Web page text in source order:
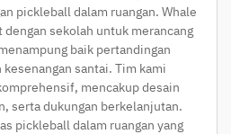
pickleball dalam ruangan. Whale
sekolah untuk merancang
baik pertandingan
santai. Tim kami
mencakup desain
serta dukungan berkelanjutan.
pickleball dalam ruangan yang